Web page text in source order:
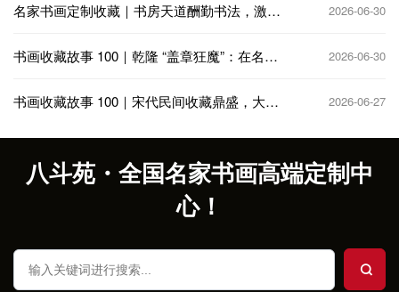
名家书画定制收藏｜书房天道酬勤书法，激励
2026-06-30
书画收藏故事 100｜乾隆 “盖章狂魔”：在名画
2026-06-30
书画收藏故事 100｜宋代民间收藏鼎盛，大相
2026-06-27
八斗苑・全国名家书画高端定制中
心！